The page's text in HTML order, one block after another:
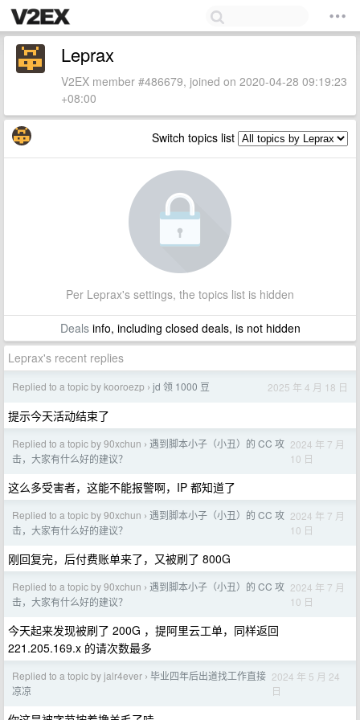
Leprax
V2EX member #486679, joined on 2020-04-28 09:19:23
+08:00
Switch topics list
Per Leprax's settings, the topics list is hidden
Dealsinfo, including closed deals, is not hidden
Leprax's recent replies
Replied to a topic by kooroezp › jd 领 1000 豆 2025 年 4 月 18 日
提示今天活动结束了
Replied to a topic by 90xchun › 遇到脚本小子（小丑）的 CC 攻
击，大家有什么好的建议？
2024 年 7 月
10 日
这么多受害者，这能不能报警啊，IP 都知道了
Replied to a topic by 90xchun › 遇到脚本小子（小丑）的 CC 攻
击，大家有什么好的建议？
2024 年 7 月
10 日
刚回复完，后付费账单来了，又被刷了 800G
Replied to a topic by 90xchun › 遇到脚本小子（小丑）的 CC 攻
击，大家有什么好的建议？
2024 年 7 月
10 日
今天起来发现被刷了 200G ，提阿里云工单，同样返回
221.205.169.x 的请次数最多
Replied to a topic by jalr4ever › 毕业四年后出道找工作直接
凉凉
2024 年 5 月 24
日